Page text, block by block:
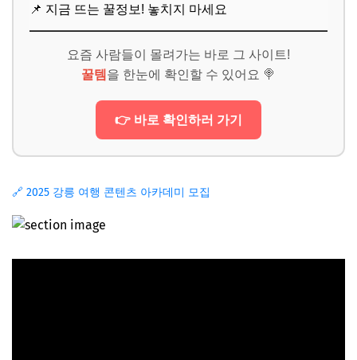
📌 지금 뜨는 꿀정보! 놓치지 마세요
요즘 사람들이 몰려가는 바로 그 사이트!
꿀템 을 한눈에 확인할 수 있어요 🍭
👉 바로 확인하러 가기
🔗 2025 강릉 여행 콘텐츠 아카데미 모집